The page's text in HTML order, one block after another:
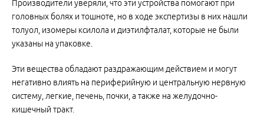
Производители уверяли, что эти устройства помогают при
головных болях и тошноте, но в ходе экспертизы в них нашли
толуол, изомеры ксилола и диэтилфталат, которые не были
указаны на упаковке.
Эти вещества обладают раздражающим действием и могут
негативно влиять на периферийную и центральную нервную
систему, легкие, печень, почки, а также на желудочно-
кишечный тракт.